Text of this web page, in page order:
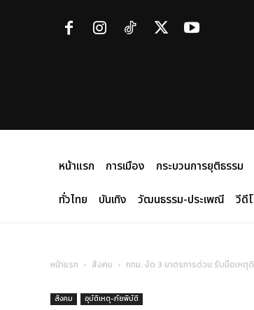
หน้าแรก การเมือง กระบวนการยุติธรรม
ทั่วไทย
บันเทิง วัฒนธรรม-ประเพณี วีดี
หน้าแรก สังคม กทม. งัด 3 มาตรการด่วน รับมือเห
สังคม อุบัติเหตุ-ภัยพิบัติ